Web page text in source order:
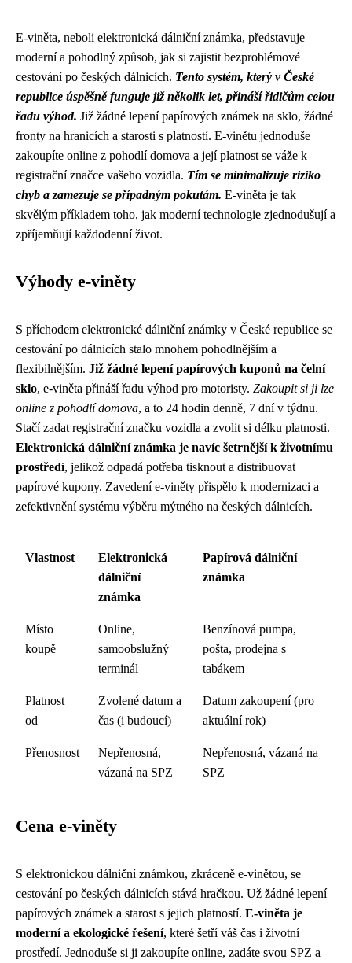
E-viněta, neboli elektronická dálniční známka, představuje
moderní a pohodlný způsob, jak si zajistit bezproblémové
cestování po českých dálnicích. Tento systém, který v České
republice úspěšně funguje již několik let, přináší řidičům celou
řadu výhod. Již žádné lepení papírových známek na sklo, žádné
fronty na hranicích a starosti s platností. E-vinětu jednoduše
zakoupíte online z pohodlí domova a její platnost se váže k
registrační značce vašeho vozidla. Tím se minimalizuje riziko
chyb a zamezuje se případným pokutám. E-viněta je tak
skvělým příkladem toho, jak moderní technologie zjednodušují a
zpříjemňují každodenní život.
Výhody e-viněty
S příchodem elektronické dálniční známky v České republice se
cestování po dálnicích stalo mnohem pohodlnějším a
flexibilnějším. Již žádné lepení papírových kuponů na čelní
sklo, e-viněta přináší řadu výhod pro motoristy. Zakoupit si ji lze
online z pohodlí domova, a to 24 hodin denně, 7 dní v týdnu.
Stačí zadat registrační značku vozidla a zvolit si délku platnosti.
Elektronická dálniční známka je navíc šetrnější k životnímu
prostředí, jelikož odpadá potřeba tisknout a distribuovat
papírové kupony. Zavedení e-viněty přispělo k modernizaci a
zefektivnění systému výběru mýtného na českých dálnicích.
Vlastnost
Elektronická
dálniční
známka
Papírová dálniční
známka
Místo
koupě
Online,
samoobslužný
terminál
Benzínová pumpa,
pošta, prodejna s
tabákem
Platnost
od
Zvolené datum a
čas (i budoucí)
Datum zakoupení (pro
aktuální rok)
Přenosnost
Nepřenosná,
vázaná na SPZ
Nepřenosná, vázaná na
SPZ
Cena e-viněty
S elektronickou dálniční známkou, zkráceně e-vinětou, se
cestování po českých dálnicích stává hračkou. Už žádné lepení
papírových známek a starost s jejich platností. E-viněta je
moderní a ekologické řešení, které šetří váš čas i životní
prostředí. Jednoduše si ji zakoupíte online, zadáte svou SPZ a